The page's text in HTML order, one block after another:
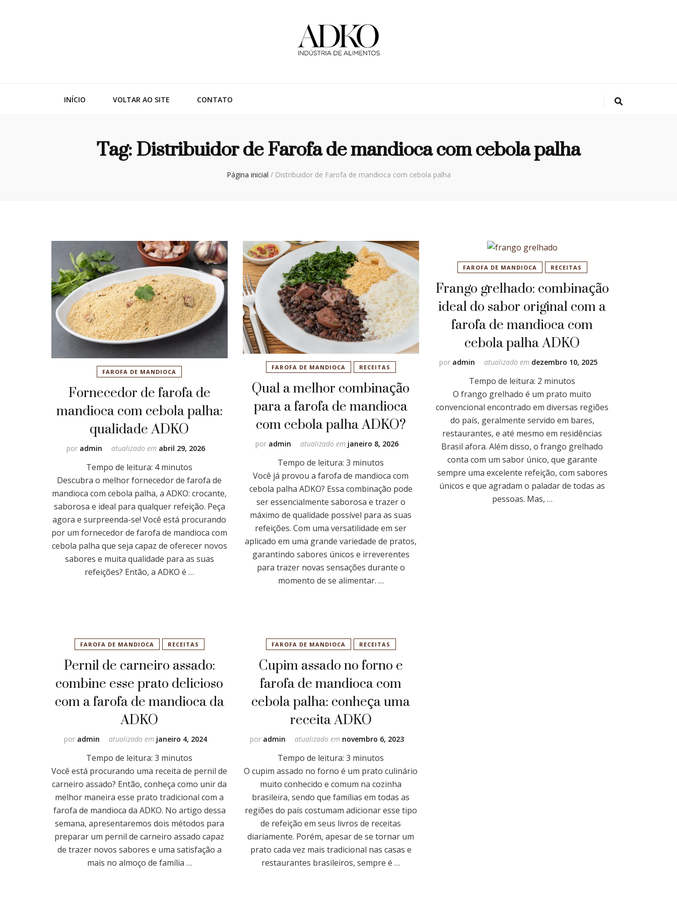
INÍCIO VOLTAR AO SITE CONTATO
Tag:Distribuidor de Farofa de mandioca com cebola palha
Página inicial / Distribuidor de Farofa de mandioca com cebola palha
FAROFA DE MANDIOCA
Fornecedor de farofa de
mandioca com cebola palha:
qualidade ADKO
por admin atualizado em abril 29, 2026
Tempo de leitura: 4 minutos
Descubra o melhor fornecedor de farofa de
mandioca com cebola palha, a ADKO: crocante,
saborosa e ideal para qualquer refeição. Peça
agora e surpreenda-se! Você está procurando
por um fornecedor de farofa de mandioca com
cebola palha que seja capaz de oferecer novos
sabores e muita qualidade para as suas
refeições? Então, a ADKO é …
FAROFA DE MANDIOCA RECEITAS
Qual a melhor combinação
para a farofa de mandioca
com cebola palha ADKO?
por admin atualizado em janeiro 8, 2026
Tempo de leitura: 3 minutos
Você já provou a farofa de mandioca com
cebola palha ADKO? Essa combinação pode
ser essencialmente saborosa e trazer o
máximo de qualidade possível para as suas
refeições. Com uma versatilidade em ser
aplicado em uma grande variedade de pratos,
garantindo sabores únicos e irreverentes
para trazer novas sensações durante o
momento de se alimentar. …
FAROFA DE MANDIOCA RECEITAS
Frango grelhado: combinação
ideal do sabor original com a
farofa de mandioca com
cebola palha ADKO
por admin atualizado em dezembro 10, 2025
Tempo de leitura: 2 minutos
O frango grelhado é um prato muito
convencional encontrado em diversas regiões
do país, geralmente servido em bares,
restaurantes, e até mesmo em residências
Brasil afora. Além disso, o frango grelhado
conta com um sabor único, que garante
sempre uma excelente refeição, com sabores
únicos e que agradam o paladar de todas as
pessoas. Mas, …
FAROFA DE MANDIOCA RECEITAS
Pernil de carneiro assado:
combine esse prato delicioso
com a farofa de mandioca da
ADKO
por admin atualizado em janeiro 4, 2024
Tempo de leitura: 3 minutos
Você está procurando uma receita de pernil de
carneiro assado? Então, conheça como unir da
melhor maneira esse prato tradicional com a
farofa de mandioca da ADKO. No artigo dessa
semana, apresentaremos dois métodos para
preparar um pernil de carneiro assado capaz
de trazer novos sabores e uma satisfação a
mais no almoço de família …
FAROFA DE MANDIOCA RECEITAS
Cupim assado no forno e
farofa de mandioca com
cebola palha: conheça uma
receita ADKO
por admin atualizado em novembro 6, 2023
Tempo de leitura: 3 minutos
O cupim assado no forno é um prato culinário
muito conhecido e comum na cozinha
brasileira, sendo que famílias em todas as
regiões do país costumam adicionar esse tipo
de refeição em seus livros de receitas
diariamente. Porém, apesar de se tornar um
prato cada vez mais tradicional nas casas e
restaurantes brasileiros, sempre é …